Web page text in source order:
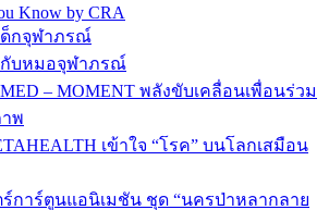
Know by CRA
กจุฬาภรณ์
บหมอจุฬาภรณ์
MED – MOMENT พลังขับเคลื่อนเพื่อนร่วม
พ
เข้าใจ “โรค” บนโลกเสมือน
การ์ตูนแอนิเมชัน ชุด “นครป่าหลากลาย